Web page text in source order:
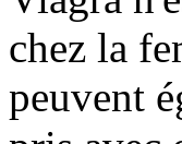
chez la
peuvent